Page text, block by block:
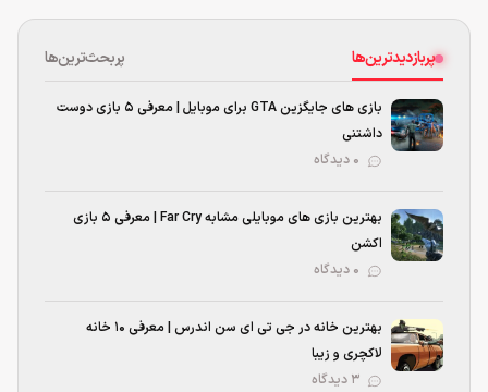
پربازدیدترین‌ها پربحث‌ترین‌ها
بازی های جایگزین GTA برای موبایل | معرفی ۵ بازی دوست
داشتنی
بهترین بازی‌ های موبایلی مشابه Far Cry | معرفی ۵ بازی
اکشن
بهترین خانه در جی تی ای سن اندرس | معرفی ۱۰ خانه
لاکچری و زیبا